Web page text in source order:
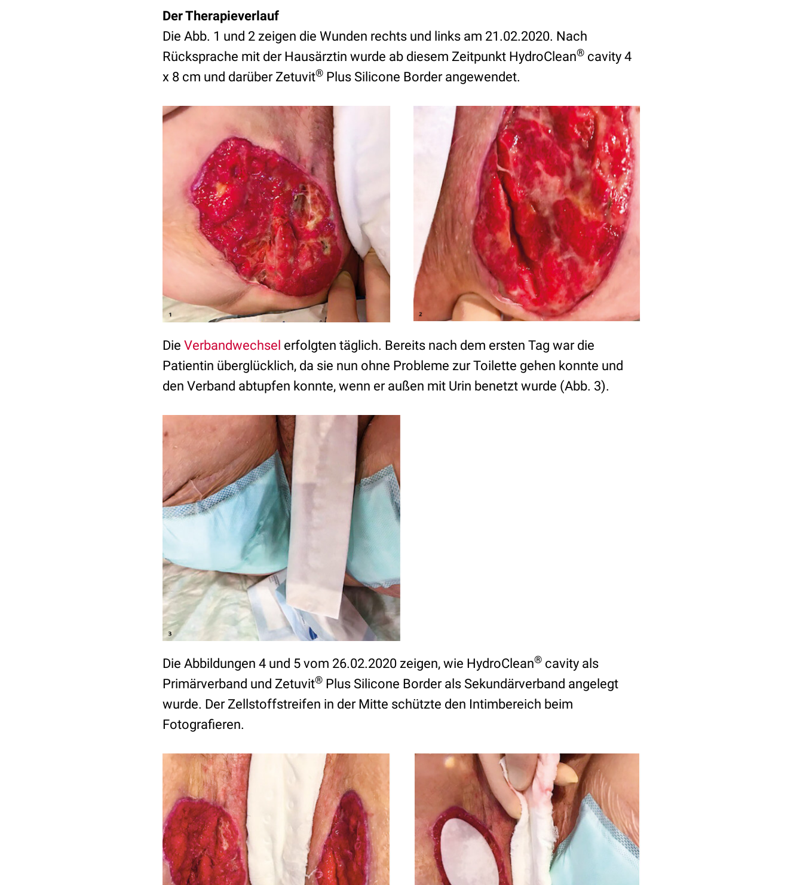
Der Therapieverlauf
Die Abb. 1 und 2 zeigen die Wunden rechts und links am 21.02.2020. Nach
Rücksprache mit der Hausärztin wurde ab diesem Zeitpunkt HydroClean® cavity 4
x 8 cm und darüber Zetuvit® Plus Silicone Border angewendet.
Die Verbandwechsel erfolgten täglich. Bereits nach dem ersten Tag war die
Patientin überglücklich, da sie nun ohne Probleme zur Toilette gehen konnte und
den Verband abtupfen konnte, wenn er außen mit Urin benetzt wurde (Abb. 3).
Die Abbildungen 4 und 5 vom 26.02.2020 zeigen, wie HydroClean® cavity als
Primärverband und Zetuvit® Plus Silicone Border als Sekundärverband angelegt
wurde. Der Zellstoffstreifen in der Mitte schützte den Intimbereich beim
Fotografieren.